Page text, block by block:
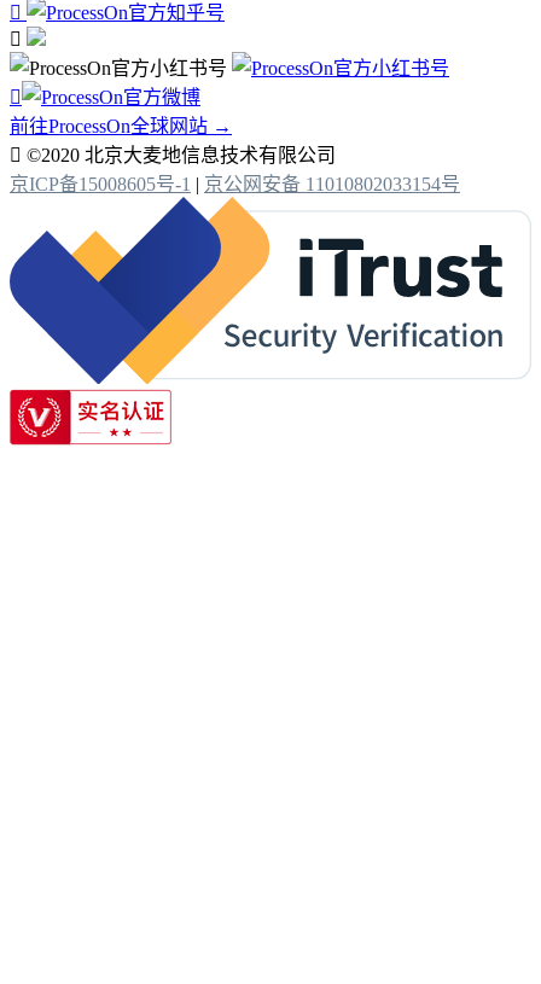



前往ProcessOn全球网站 →
 ©2020 北京大麦地信息技术有限公司
京ICP备15008605号-1 | 京公网安备 11010802033154号